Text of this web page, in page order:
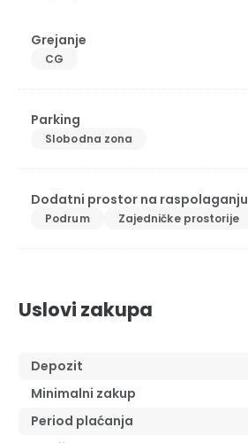
Grejanje
CG
Parking
Slobodna zona
Dodatni prostor na raspolaganju
Podrum Zajedničke prostorije
Uslovi zakupa
Depozit
Minimalni zakup
Period plaćanja